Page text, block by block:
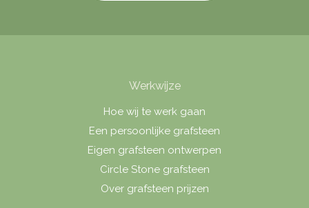
Werkwijze
Hoe wij te werk gaan
Een persoonlijke grafsteen
Eigen grafsteen ontwerpen
Circle Stone grafsteen
Over grafsteen prijzen